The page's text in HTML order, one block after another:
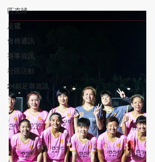
匹克球
足毽
會務通訊
賽事資訊
社區活動
24前足球資訊